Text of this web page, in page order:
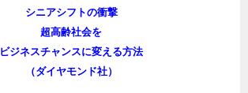
シニアシフトの衝撃
超高齢社会を
ビジネスチャンスに変える方法
（ダイヤモンド社）